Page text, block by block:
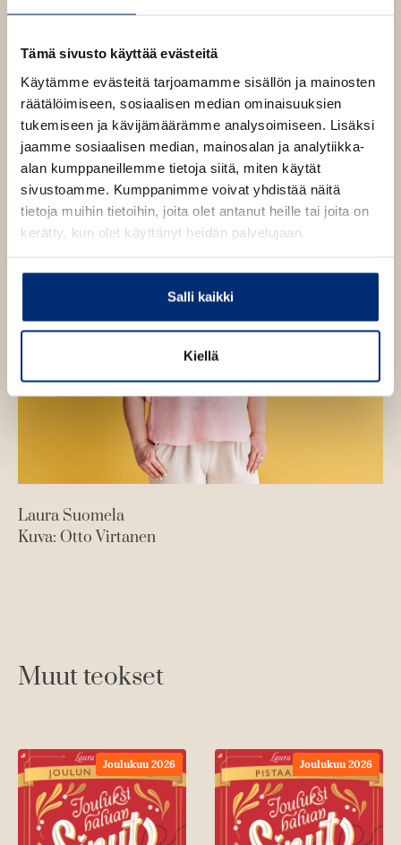
Tämä sivusto käyttää evästeitä
Käytämme evästeitä tarjoamamme sisällön ja mainosten
räätälöimiseen, sosiaalisen median ominaisuuksien
tukemiseen ja kävijämäärämme analysoimiseen. Lisäksi
jaamme sosiaalisen median, mainosalan ja analytiikka-
alan kumppaneillemme tietoja siitä, miten käytät
sivustoamme. Kumppanimme voivat yhdistää näitä
tietoja muihin tietoihin, joita olet antanut heille tai joita on
kerätty, kun olet käyttänyt heidän palvelujaan.
Salli kaikki
Kiellä
l
h
t
e
e
n
l
h
t
e
e
n
ä
i
l
e
h
t
e
e
n
Laura Suomela
Lue lisää tekijästä
L
a
r
a
u
o
m
e
l
O
h
k
a
O
h
k
a
Laura Suomela
Kuva: Otto Virtanen
Muut teokset
Joulukuu 2026 Joulukuu 2026